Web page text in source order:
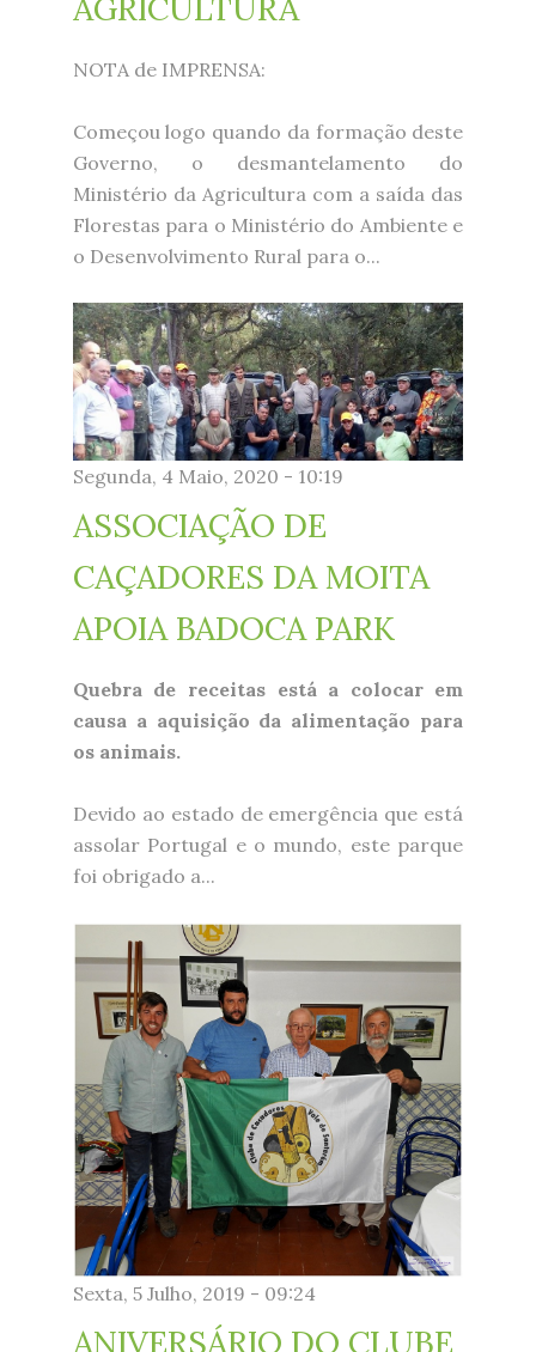
NOTA de IMPRENSA:
Começou logo quando da formação deste
Governo, o desmantelamento do
Ministério da Agricultura com a saída das
Florestas para o Ministério do Ambiente e
o Desenvolvimento Rural para o...
badoca_384962315.jpg
Segunda, 4 Maio, 2020 - 10:19
ASSOCIAÇÃO DE
CAÇADORES DA MOITA
APOIA BADOCA PARK
Quebra de receitas está a colocar em
causa a aquisição da alimentação para
os animais.
Devido ao estado de emergência que está
assolar Portugal e o mundo, este parque
foi obrigado a...
vales1.jpg
Sexta, 5 Julho, 2019 - 09:24
ANIVERSÁRIO DO CLUBE